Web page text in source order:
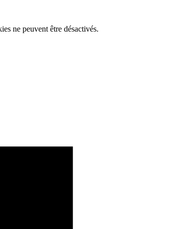
ne peuvent être désactivés.